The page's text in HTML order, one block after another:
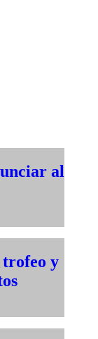
al
trofeo y